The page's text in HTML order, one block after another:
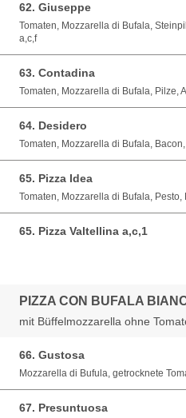
62. Giuseppe
Tomaten, Mozzarella di Bufala,
a,c,f
63. Contadina
Tomaten, Mozzarella di Bufala, Pilze,
64. Desidero
Tomaten, Mozzarella di Bufala,
65. Pizza Idea
Tomaten, Mozzarella di Bufala,
65. Pizza Valtellina a,c,1
PIZZA CON BUFALA
mit Büffelmozzarella ohne
66. Gustosa
Mozzarella di Bufula, getrocknete
67. Presuntuosa